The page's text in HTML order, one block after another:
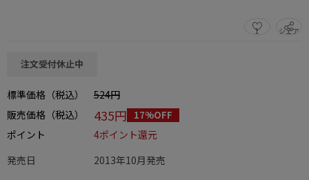
1 シェア
この商品をシェアする
注文受付休止中
標準価格（税込）
524円
販売価格（税込）
435円 17%OFF
ポイント
4ポイント還元
発売日
2013年10月発売